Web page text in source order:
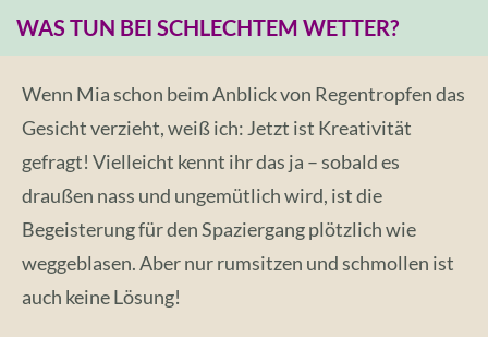
WAS TUN BEI SCHLECHTEM WETTER?
Wenn Mia schon beim Anblick von Regentropfen das
Gesicht verzieht, weiß ich: Jetzt ist Kreativität
gefragt! Vielleicht kennt ihr das ja – sobald es
draußen nass und ungemütlich wird, ist die
Begeisterung für den Spaziergang plötzlich wie
weggeblasen. Aber nur rumsitzen und schmollen ist
auch keine Lösung!